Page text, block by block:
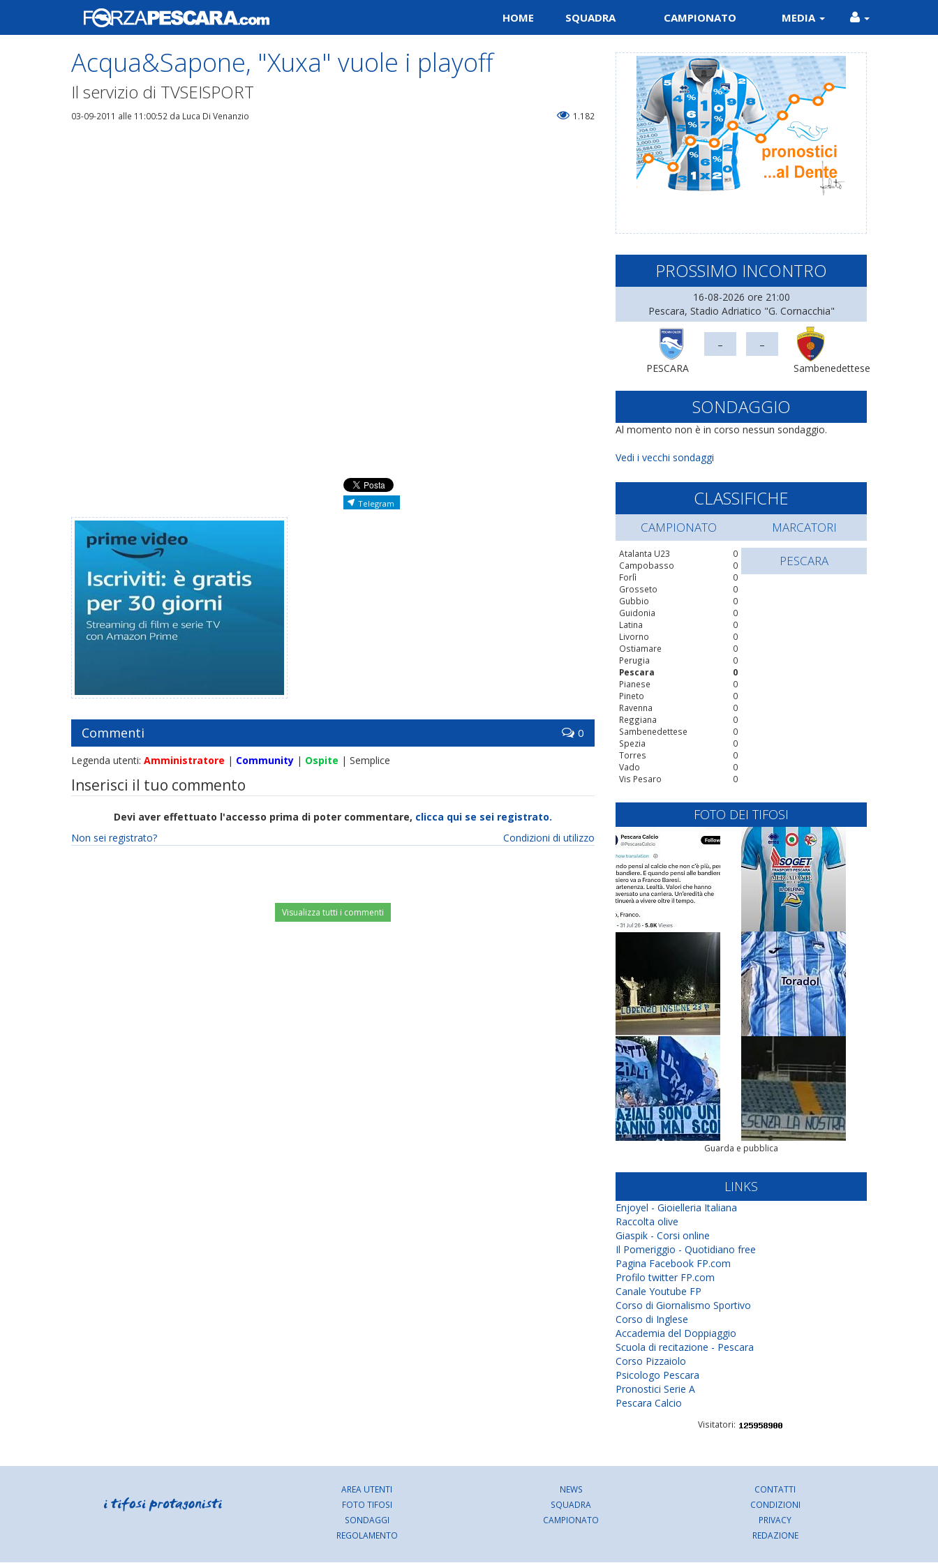
HOME SQUADRA CAMPIONATO MEDIA
Acqua&Sapone, "Xuxa" vuole i playoff
Il servizio di TVSEISPORT
03-09-2011 alle 11:00:52 da Luca Di Venanzio 1.182
Telegram
Commenti 0
Legenda utenti: Amministratore | Community | Ospite | Semplice
Inserisci il tuo commento
Devi aver effettuato l'accesso prima di poter commentare, clicca qui se sei registrato.
Condizioni di utilizzo
Non sei registrato?
Visualizza tutti i commenti
PROSSIMO INCONTRO
16-08-2026 ore 21:00
Pescara, Stadio Adriatico "G. Cornacchia"
PESCARA
- -
Sambenedettese
SONDAGGIO
Al momento non è in corso nessun sondaggio.
Vedi i vecchi sondaggi
CLASSIFICHE
CAMPIONATO
0
Atalanta U23
0
Campobasso
0
Forlì
0
Grosseto
0
Gubbio
0
Guidonia
0
Latina
0
Livorno
0
Ostiamare
0
Perugia
0
Pescara
0
Pianese
0
Pineto
0
Ravenna
0
Reggiana
0
Sambenedettese
0
Spezia
0
Torres
0
Vado
0
Vis Pesaro
MARCATORI
PESCARA
FOTO DEI TIFOSI
Guarda e pubblica
LINKS
Enjoyel - Gioielleria Italiana
Raccolta olive
Giaspik - Corsi online
Il Pomeriggio - Quotidiano free
Pagina Facebook FP.com
Profilo twitter FP.com
Canale Youtube FP
Corso di Giornalismo Sportivo
Corso di Inglese
Accademia del Doppiaggio
Scuola di recitazione - Pescara
Corso Pizzaiolo
Psicologo Pescara
Pronostici Serie A
Pescara Calcio
Visitatori:
AREA UTENTI
FOTO TIFOSI
SONDAGGI
REGOLAMENTO
NEWS
SQUADRA
CAMPIONATO
CONTATTI
CONDIZIONI
PRIVACY
REDAZIONE